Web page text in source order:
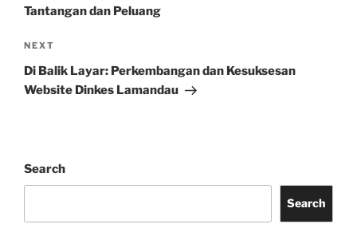
Tantangan dan Peluang
Next
Post
NEXT
Di Balik Layar: Perkembangan dan Kesuksesan
Website Dinkes Lamandau
Search
Search